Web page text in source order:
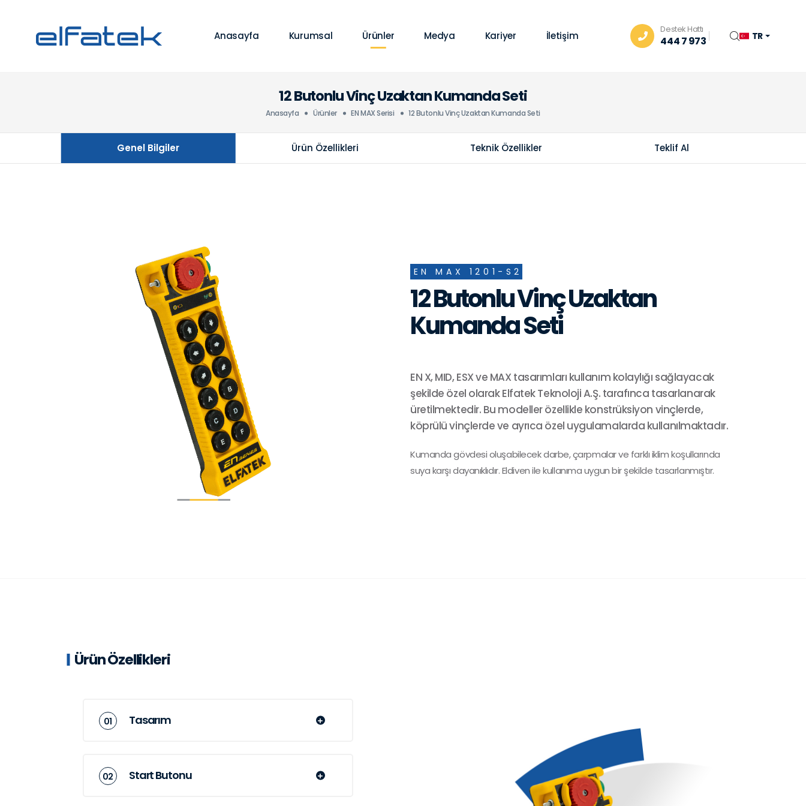
Anasayfa Kurumsal Ürünler Medya Kariyer İletişim
Destek Hattı
444 7 973 TR
12 Butonlu Vinç Uzaktan Kumanda Seti
Anasayfa Ürünler EN MAX Serisi 12 Butonlu Vinç Uzaktan Kumanda Seti
Genel Bilgiler Ürün Özellikleri Teknik Özellikler Teklif Al
EN MAX 1201-S2
12 Butonlu Vinç Uzaktan
Kumanda Seti
EN X, MID, ESX ve MAX tasarımları kullanım kolaylığı sağlayacak
şekilde özel olarak Elfatek Teknoloji A.Ş. tarafınca tasarlanarak
üretilmektedir. Bu modeller özellikle konstrüksiyon vinçlerde,
köprülü vinçlerde ve ayrıca özel uygulamalarda kullanılmaktadır.
Kumanda gövdesi oluşabilecek darbe, çarpmalar ve farklı iklim koşullarında
suya karşı dayanıklıdır. Eldiven ile kullanıma uygun bir şekilde tasarlanmıştır.
Ürün Özellikleri
Tasarım
Start Butonu